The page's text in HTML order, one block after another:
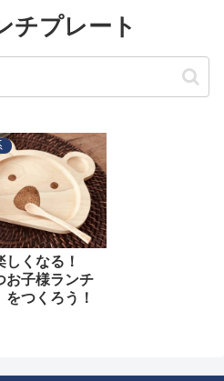
チプレート
しくなる！
お子様ランチ
をつくろう！